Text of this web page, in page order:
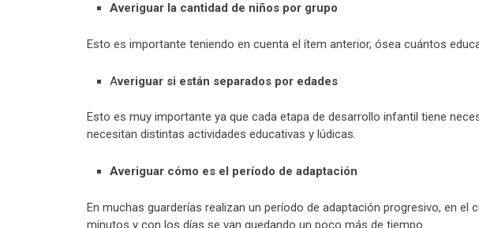
Averiguar la cantidad de niños por grupo
Esto es importante teniendo en cuenta el ítem anterior, ósea cuántos
Averiguar si están separados por edades
Esto es muy importante ya que cada etapa de desarrollo infantil tiene
necesitan distintas actividades educativas y lúdicas.
Averiguar cómo es el período de adaptación
En muchas guarderías realizan un período de adaptación progresivo, en
minutos y con los días se van quedando un poco más de tiempo.